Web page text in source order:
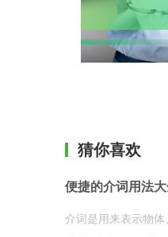
猜你喜欢
便捷的介词用法
介词是用来表示物